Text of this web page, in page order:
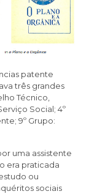
patente
três grandes
Técnico,
Social; 4º
9º Grupo:
uma assistente
era praticada
ou
sociais